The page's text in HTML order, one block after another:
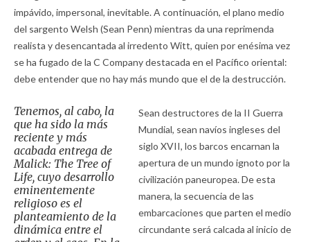
impávido, impersonal, inevitable. A continuación, el plano medio
del sargento Welsh (Sean Penn) mientras da una reprimenda
realista y desencantada al irredento Witt, quien por enésima vez
se ha fugado de la C Company destacada en el Pacífico oriental:
debe entender que no hay más mundo que el de la destrucción.
Tenemos, al cabo, la
que ha sido la más
reciente y más
acabada entrega de
Malick: The Tree of
Life, cuyo desarrollo
eminentemente
religioso es el
planteamiento de la
dinámica entre el
Sean destructores de la II Guerra
Mundial, sean navíos ingleses del
siglo XVII, los barcos encarnan la
apertura de un mundo ignoto por la
civilización paneuropea. De esta
manera, la secuencia de las
embarcaciones que parten el medio
circundante será calcada al inicio de